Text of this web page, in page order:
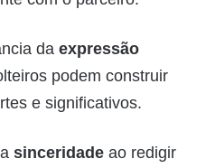
da expressão
podem construir
e significativos.
sinceridade ao redigir